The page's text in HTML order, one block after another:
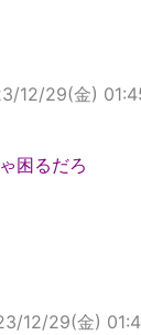
12/29(金)
困るだろ
12/29(金)